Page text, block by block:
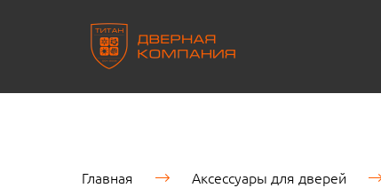
Главная Аксессуары для дверей